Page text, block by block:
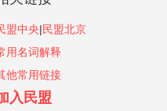
盟中央|民盟北京
用名词解释
他常用链接
入民盟